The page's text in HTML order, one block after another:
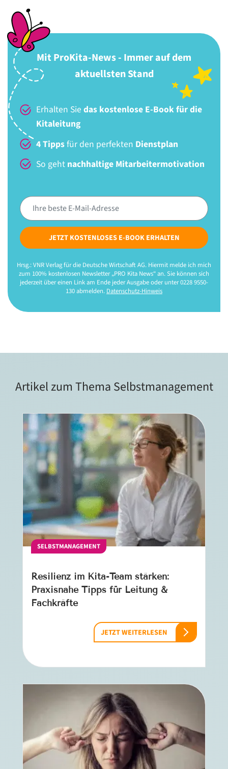
Mit ProKita-News - Immer auf dem
aktuellsten Stand
Erhalten Sie das kostenlose E-Book für die
Kitaleitung
4 Tippsfür den perfekten Dienstplan
So geht nachhaltige Mitarbeitermotivation
JETZT KOSTENLOSES E-BOOK ERHALTEN
Hrsg.: VNR Verlag für die Deutsche Wirtschaft AG. Hiermit melde ich mich
zum 100% kostenlosen Newsletter „PRO Kita News“ an. Sie können sich
jederzeit über einen Link am Ende jeder Ausgabe oder unter 0228 9550-
130 abmelden. Datenschutz-Hinweis
Artikel zum Thema Selbstmanagement
SELBSTMANAGEMENT
Resilienz im Kita-Team stärken:
Praxisnahe Tipps für Leitung &
Fachkräfte
JETZT WEITERLESEN